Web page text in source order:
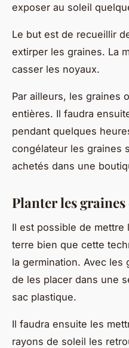
exposer au soleil
Le but est de recueillir
extirper les graines. La
casser les noyaux.
Par ailleurs, les graines
entières. Il faudra
pendant quelques
congélateur les graines
achetés dans une
Planter les
Il est possible de
terre bien que cette
la germination. Avec
de les placer dans une
sac plastique.
Il faudra ensuite les
rayons de soleil les